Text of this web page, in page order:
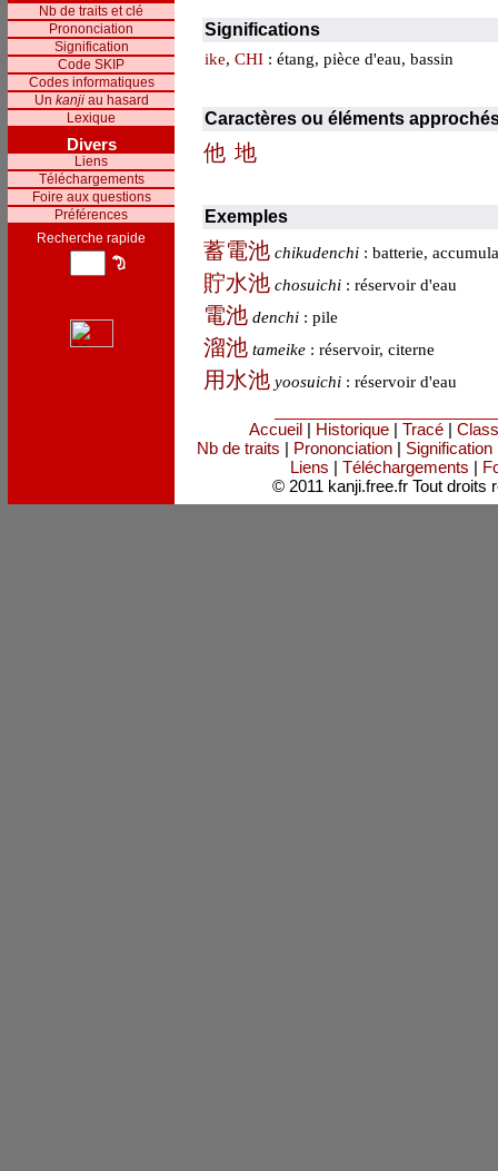
Nb de traits et clé
Prononciation
Signification
Code SKIP
Codes informatiques
Un kanjiau hasard
Lexique
Divers
Liens
Téléchargements
Foire aux questions
Préférences
Recherche rapide
Significations
ike, CHI : étang, pièce d'eau, bassin
Caractères ou éléments
他 地
Exemples
蓄電池 chikudenchi : batterie,
貯水池 chosuichi : réservoir d'eau
電池 denchi : pile
溜池 tameike : réservoir, citerne
用水池 yoosuichi : réservoir d'eau
Accueil | Historique | Tracé |
Nb de traits | Prononciation| Signification
Liens | Téléchargements |
© 2011 kanji.free.fr Tout droits